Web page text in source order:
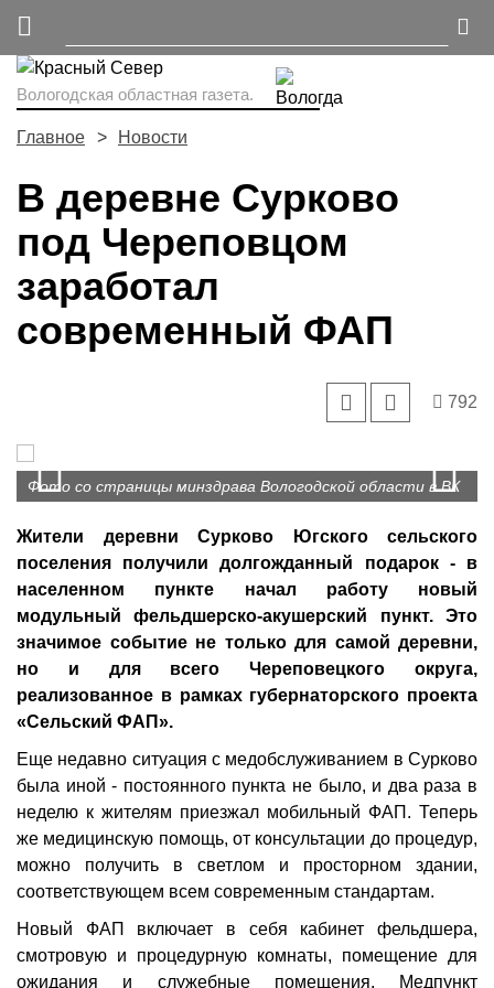
Вологодская областная газета.
Главное Новости
В деревне Сурково
под Череповцом
заработал
современный ФАП
792
Prev
Фото со страницы минздрава Вологодской области в ВК
Жители деревни Сурково Югского сельского
поселения получили долгожданный подарок - в
населенном пункте начал работу новый
модульный фельдшерско-акушерский пункт. Это
значимое событие не только для самой деревни,
но и для всего Череповецкого округа,
реализованное в рамках губернаторского проекта
«Сельский ФАП».
Еще недавно ситуация с медобслуживанием в Сурково
была иной - постоянного пункта не было, и два раза в
неделю к жителям приезжал мобильный ФАП. Теперь
же медицинскую помощь, от консультации до процедур,
можно получить в светлом и просторном здании,
соответствующем всем современным стандартам.
Новый ФАП включает в себя кабинет фельдшера,
смотровую и процедурную комнаты, помещение для
ожидания и служебные помещения. Медпункт